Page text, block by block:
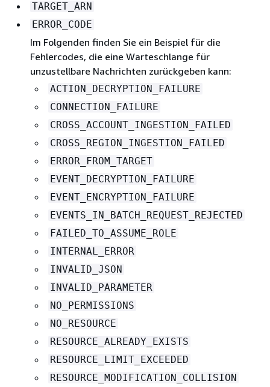
TARGET_ARN
ERROR_CODE
Im Folgenden finden Sie ein Beispiel für die
Fehlercodes, die eine Warteschlange für
unzustellbare Nachrichten zurückgeben kann:
ACTION_DECRYPTION_FAILURE
CONNECTION_FAILURE
CROSS_ACCOUNT_INGESTION_FAILED
CROSS_REGION_INGESTION_FAILED
ERROR_FROM_TARGET
EVENT_DECRYPTION_FAILURE
EVENT_ENCRYPTION_FAILURE
EVENTS_IN_BATCH_REQUEST_REJECTED
FAILED_TO_ASSUME_ROLE
INTERNAL_ERROR
INVALID_JSON
INVALID_PARAMETER
NO_PERMISSIONS
NO_RESOURCE
RESOURCE_ALREADY_EXISTS
RESOURCE_LIMIT_EXCEEDED
RESOURCE_MODIFICATION_COLLISION